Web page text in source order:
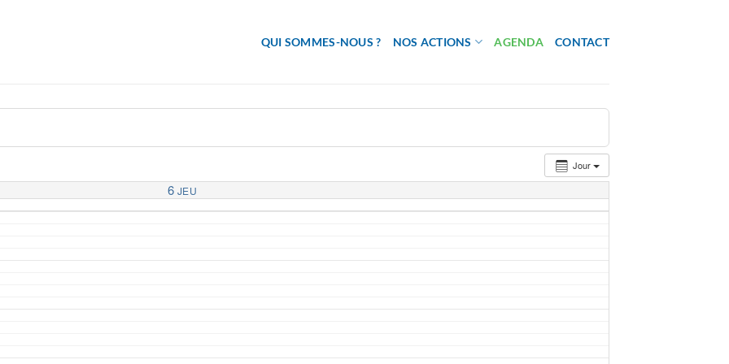
QUI SOMMES-NOUS ? NOS ACTIONS AGENDA CONTACT
Jour
6 JEU